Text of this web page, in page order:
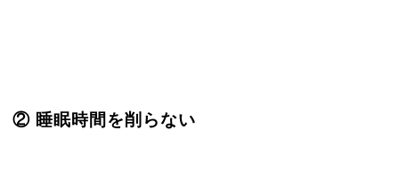
② 睡眠時間を削らない